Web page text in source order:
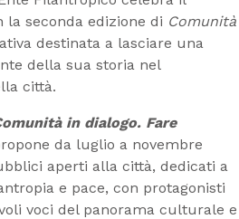
la seconda edizione di Comunità
destinata a lasciare una
della sua storia nel
città.
in dialogo. Fare
da luglio a novembre
aperti alla città, dedicati a
e pace, con protagonisti
voci del panorama culturale e